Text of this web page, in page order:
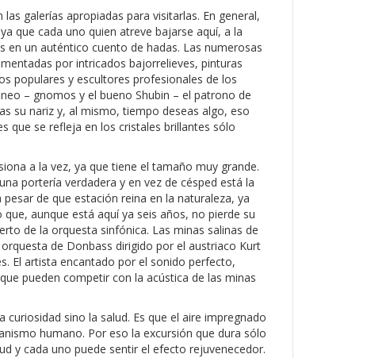
galerías apropiadas para visitarlas. En general,
que cada uno quien atreve bajarse aquí, a la
un auténtico cuento de hadas. Las numerosas
por intricados bajorrelieves, pinturas
populares y escultores profesionales de los
– gnomos y el bueno Shubin – el patrono de
su nariz y, al mismo, tiempo deseas algo, eso
que se refleja en los cristales brillantes sólo
a la vez, ya que tiene el tamaño muy grande.
portería verdadera y en vez de césped está la
de que estación reina en la naturaleza, ya
aunque está aquí ya seis años, no pierde su
de la orquesta sinfónica. Las minas salinas de
de Donbass dirigido por el austriaco Kurt
El artista encantado por el sonido perfecto,
pueden competir con la acústica de las minas
sino la salud. Es que el aire impregnado
humano. Por eso la excursión que dura sólo
y cada uno puede sentir el efecto rejuvenecedor.